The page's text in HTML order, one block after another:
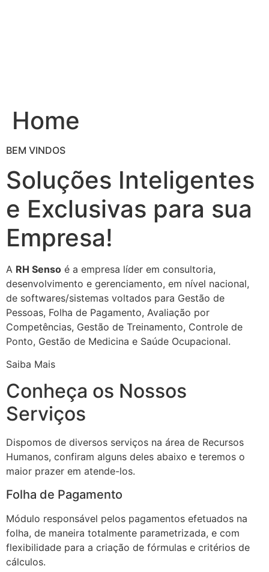
Home
BEM VINDOS
Soluções Inteligentes
e Exclusivas para sua
Empresa!
A RH Senso é a empresa líder em consultoria,
desenvolvimento e gerenciamento, em nível nacional,
de softwares/sistemas voltados para Gestão de
Pessoas, Folha de Pagamento, Avaliação por
Competências, Gestão de Treinamento, Controle de
Ponto, Gestão de Medicina e Saúde Ocupacional.
Saiba Mais
Conheça os Nossos
Serviços
Dispomos de diversos serviços na área de Recursos
Humanos, confiram alguns deles abaixo e teremos o
maior prazer em atende-los.
Folha de Pagamento
Módulo responsável pelos pagamentos efetuados na
folha, de maneira totalmente parametrizada, e com
flexibilidade para a criação de fórmulas e critérios de
cálculos.